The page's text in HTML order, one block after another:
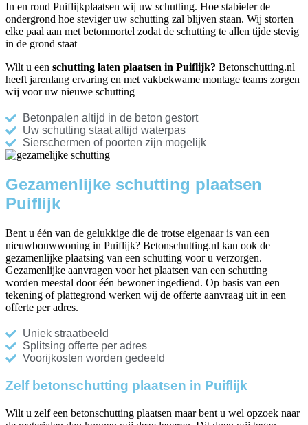
In en rond Puiflijkplaatsen wij uw schutting. Hoe stabieler de
ondergrond hoe steviger uw schutting zal blijven staan. Wij storten
elke paal aan met betonmortel zodat de schutting te allen tijde stevig
in de grond staat
Wilt u een schutting laten plaatsen in Puiflijk? Betonschutting.nl
heeft jarenlang ervaring en met vakbekwame montage teams zorgen
wij voor uw nieuwe schutting
Betonpalen altijd in de beton gestort
Uw schutting staat altijd waterpas
Sierschermen of poorten zijn mogelijk
Gezamenlijke schutting plaatsen
Puiflijk
Bent u één van de gelukkige die de trotse eigenaar is van een
nieuwbouwwoning in Puiflijk? Betonschutting.nl kan ook de
gezamenlijke plaatsing van een schutting voor u verzorgen.
Gezamenlijke aanvragen voor het plaatsen van een schutting
worden meestal door één bewoner ingediend. Op basis van een
tekening of plattegrond werken wij de offerte aanvraag uit in een
offerte per adres.
Uniek straatbeeld
Splitsing offerte per adres
Voorijkosten worden gedeeld
Zelf betonschutting plaatsen in Puiflijk
Wilt u zelf een betonschutting plaatsen maar bent u wel opzoek naar